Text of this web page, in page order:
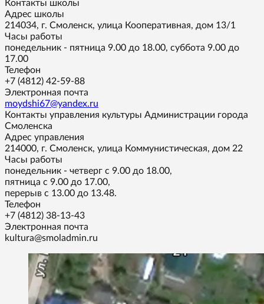
Контакты школы
Адрес школы
214034, г. Смоленск, улица Кооперативная, дом 13/1
Часы работы
понедельник - пятница 9.00 до 18.00, суббота 9.00 до
17.00
Телефон
+7 (4812) 42-59-88
Электронная почта
moydshi67@yandex.ru
Контакты управления культуры Администрации города
Смоленска
Адрес управления
214000, г. Смоленск, улица Коммунистическая, дом 22
Часы работы
понедельник - четверг с 9.00 до 18.00,
пятница с 9.00 до 17.00,
перерыв с 13.00 до 13.48.
Телефон
+7 (4812) 38-13-43
Электронная почта
kultura@smoladmin.ru